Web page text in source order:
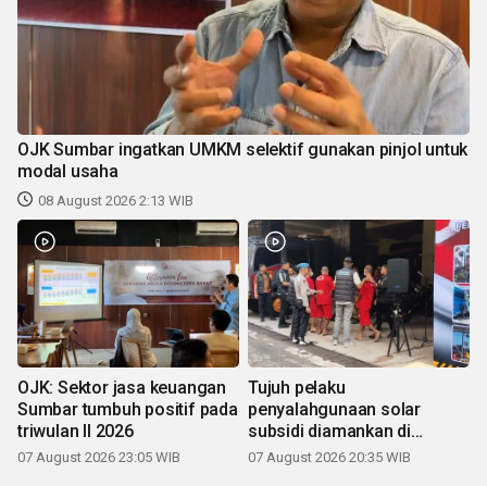
OJK Sumbar ingatkan UMKM selektif gunakan pinjol untuk
modal usaha
08 August 2026 2:13 WIB
OJK: Sektor jasa keuangan
Sumbar tumbuh positif pada
triwulan II 2026
07 August 2026 23:05 WIB
Tujuh pelaku
penyalahgunaan solar
subsidi diamankan di
Sumbar
07 August 2026 20:35 WIB